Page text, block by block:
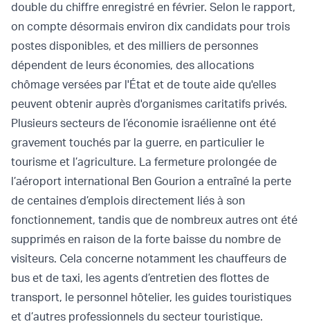
double du chiffre enregistré en février. Selon le rapport,
on compte désormais environ dix candidats pour trois
postes disponibles, et des milliers de personnes
dépendent de leurs économies, des allocations
chômage versées par l'État et de toute aide qu'elles
peuvent obtenir auprès d'organismes caritatifs privés.
Plusieurs secteurs de l’économie israélienne ont été
gravement touchés par la guerre, en particulier le
tourisme et l’agriculture. La fermeture prolongée de
l’aéroport international Ben Gourion a entraîné la perte
de centaines d’emplois directement liés à son
fonctionnement, tandis que de nombreux autres ont été
supprimés en raison de la forte baisse du nombre de
visiteurs. Cela concerne notamment les chauffeurs de
bus et de taxi, les agents d’entretien des flottes de
transport, le personnel hôtelier, les guides touristiques
et d’autres professionnels du secteur touristique.